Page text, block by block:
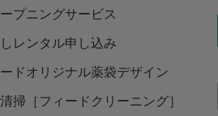
プニングサービス
レンタル申し込み
ドオリジナル薬袋デザイン
掃［フィードクリーニング］